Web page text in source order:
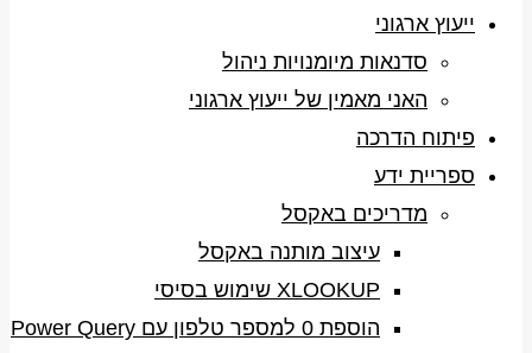
ייעוץ ארגוני
סדנאות מיומנויות ניהול
האני מאמין של ייעוץ ארגוני
פיתוח הדרכה
ספריית ידע
מדריכים באקסל
עיצוב מותנה באקסל
XLOOKUP שימוש בסיסי
הוספת 0 למספר טלפון עם Power Query